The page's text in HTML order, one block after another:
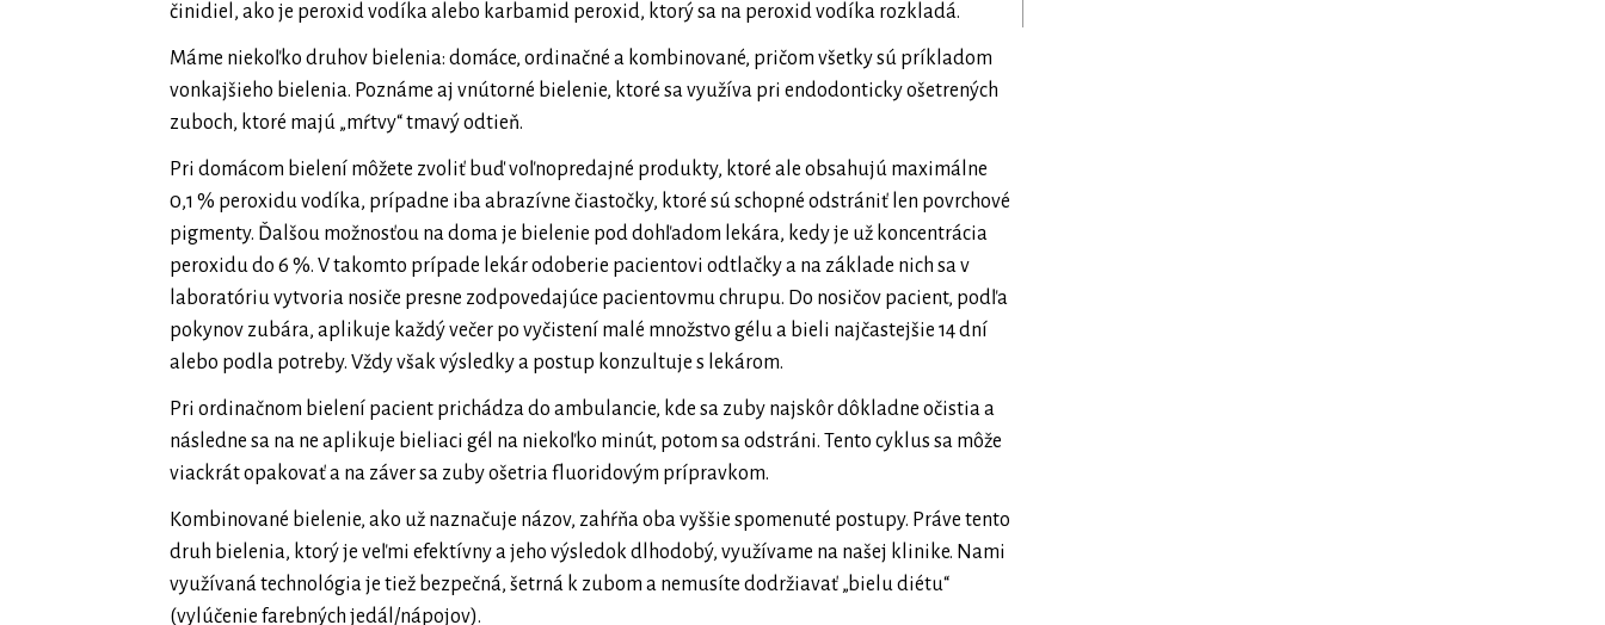
činidiel, ako je peroxid vodíka alebo karbamid peroxid, ktorý sa na peroxid vodíka rozkladá.
Máme niekoľko druhov bielenia: domáce, ordinačné a kombinované, pričom všetky sú príkladom
vonkajšieho bielenia. Poznáme aj vnútorné bielenie, ktoré sa využíva pri endodonticky ošetrených
zuboch, ktoré majú „mŕtvy“ tmavý odtieň.
Pri domácom bielení môžete zvoliť buď voľnopredajné produkty, ktoré ale obsahujú maximálne
0,1 % peroxidu vodíka, prípadne iba abrazívne čiastočky, ktoré sú schopné odstrániť len povrchové
pigmenty. Ďalšou možnosťou na doma je bielenie pod dohľadom lekára, kedy je už koncentrácia
peroxidu do 6 %. V takomto prípade lekár odoberie pacientovi odtlačky a na základe nich sa v
laboratóriu vytvoria nosiče presne zodpovedajúce pacientovmu chrupu. Do nosičov pacient, podľa
pokynov zubára, aplikuje každý večer po vyčistení malé množstvo gélu a bieli najčastejšie 14 dní
alebo podla potreby. Vždy však výsledky a postup konzultuje s lekárom.
Pri ordinačnom bielení pacient prichádza do ambulancie, kde sa zuby najskôr dôkladne očistia a
následne sa na ne aplikuje bieliaci gél na niekoľko minút, potom sa odstráni. Tento cyklus sa môže
viackrát opakovať a na záver sa zuby ošetria fluoridovým prípravkom.
Kombinované bielenie, ako už naznačuje názov, zahŕňa oba vyššie spomenuté postupy. Práve tento
druh bielenia, ktorý je veľmi efektívny a jeho výsledok dlhodobý, využívame na našej klinike. Nami
využívaná technológia je tiež bezpečná, šetrná k zubom a nemusíte dodržiavať „bielu diétu“
(vylúčenie farebných jedál/nápojov).